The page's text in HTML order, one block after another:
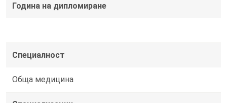
Година на дипломиране
Специалност
Обща медицина